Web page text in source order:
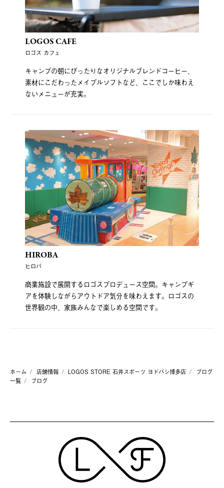
LOGOS CAFE
ロゴス カフェ
キャンプの朝にぴったりなオリジナルブレンドコーヒー、
素材にこだわったメイプルソフトなど、ここでしか味わえ
ないメニューが充実。
HIROBA
ヒロバ
商業施設で展開するロゴスプロデュース空間。キャンプギ
アを体験しながらアウトドア気分を味わえます。ロゴスの
世界観の中、家族みんなで楽しめる空間です。
ホーム 店舗情報 LOGOS STORE 石井スポーツ ヨドバシ博多店
ブログ
一覧
ブログ